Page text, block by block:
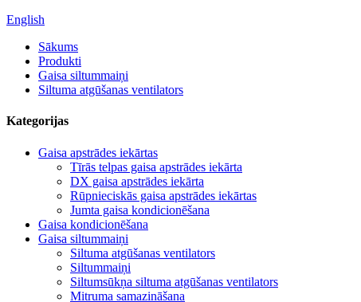
English
Sākums
Produkti
Gaisa siltummaiņi
Siltuma atgūšanas ventilators
Kategorijas
Gaisa apstrādes iekārtas
Tīrās telpas gaisa apstrādes iekārta
DX gaisa apstrādes iekārta
Rūpnieciskās gaisa apstrādes iekārtas
Jumta gaisa kondicionēšana
Gaisa kondicionēšana
Gaisa siltummaiņi
Siltuma atgūšanas ventilators
Siltummaiņi
Siltumsūkņa siltuma atgūšanas ventilators
Mitruma samazināšana